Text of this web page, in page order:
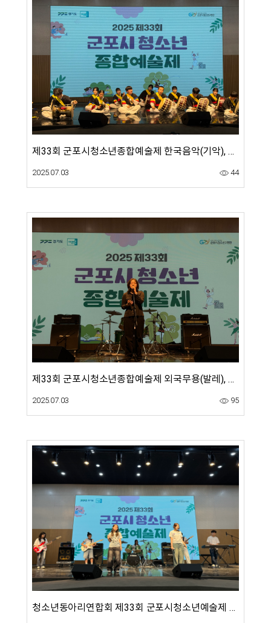
제33회 군포시청소년종합예술제 한국음악(기악), 서양음악(합창 외), 사물놀이 경연대회(6.13)
2025.07.03 44
제33회 군포시청소년종합예술제 외국무용(발레), 대중음악(보컬, 밴드, 댄스) 경연대회(6.14)
2025.07.03 95
청소년동아리연합회 제33회 군포시청소년예술제 참가